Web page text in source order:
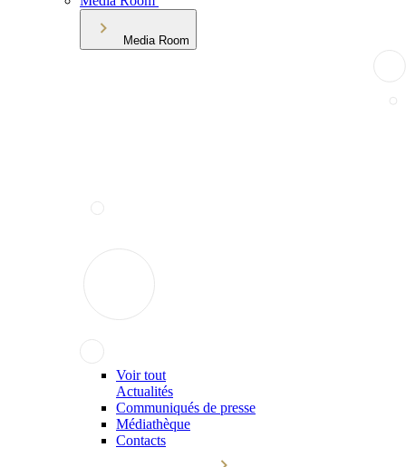
Media Room
Voir tout
Actualités
Communiqués de presse
Médiathèque
Contacts